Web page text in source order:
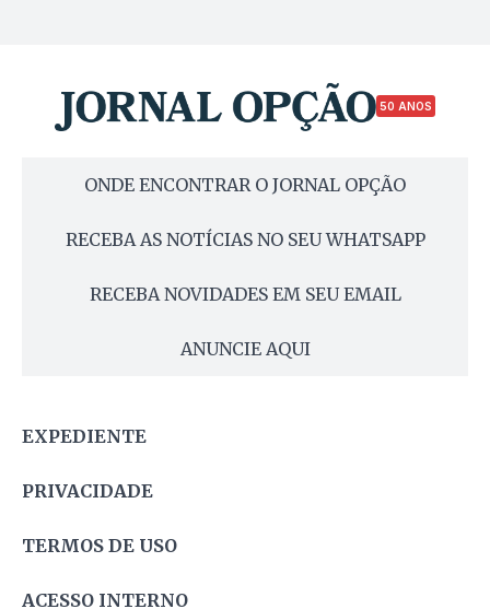
50 ANOS
ONDE ENCONTRAR O JORNAL OPÇÃO
RECEBA AS NOTÍCIAS NO SEU WHATSAPP
RECEBA NOVIDADES EM SEU EMAIL
ANUNCIE AQUI
EXPEDIENTE
PRIVACIDADE
TERMOS DE USO
ACESSO INTERNO